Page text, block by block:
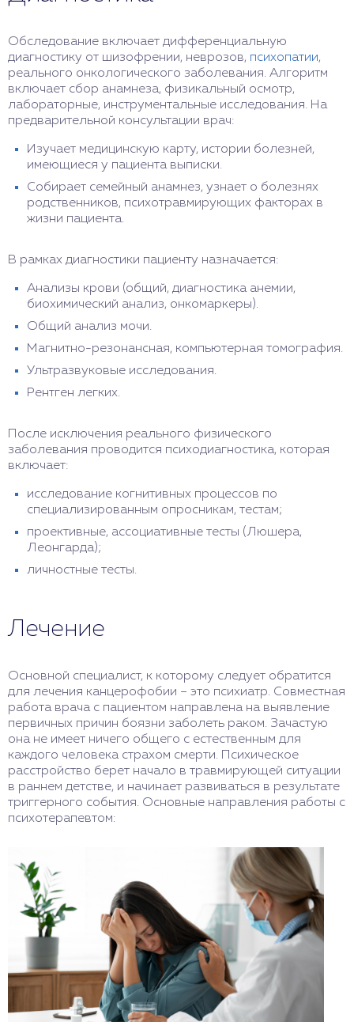
Обследование включает дифференциальную
диагностику от шизофрении, неврозов, психопатии,
реального онкологического заболевания. Алгоритм
включает сбор анамнеза, физикальный осмотр,
лабораторные, инструментальные исследования. На
предварительной консультации врач:
Изучает медицинскую карту, истории болезней,
имеющиеся у пациента выписки.
Собирает семейный анамнез, узнает о болезнях
родственников, психотравмирующих факторах в
жизни пациента.
В рамках диагностики пациенту назначается:
Анализы крови (общий, диагностика анемии,
биохимический анализ, онкомаркеры).
Общий анализ мочи.
Магнитно-резонансная, компьютерная томография.
Ультразвуковые исследования.
Рентген легких.
После исключения реального физического
заболевания проводится психодиагностика, которая
включает:
исследование когнитивных процессов по
специализированным опросникам, тестам;
проективные, ассоциативные тесты (Люшера,
Леонгарда);
личностные тесты.
Лечение
Основной специалист, к которому следует обратится
для лечения канцерофобии – это психиатр. Совместная
работа врача с пациентом направлена на выявление
первичных причин боязни заболеть раком. Зачастую
она не имеет ничего общего с естественным для
каждого человека страхом смерти. Психическое
расстройство берет начало в травмирующей ситуации
в раннем детстве, и начинает развиваться в результате
триггерного события. Основные направления работы с
психотерапевтом: